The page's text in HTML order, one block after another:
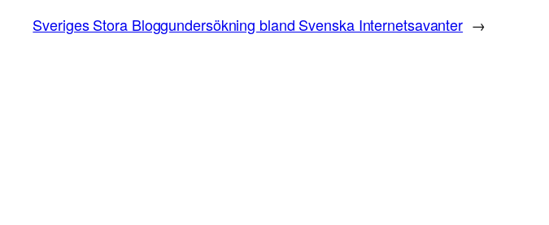
Sveriges Stora Bloggundersökning bland Svenska Internetsavanter →